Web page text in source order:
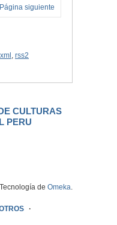
Página siguiente
, rss2
CULTURAS
PERU
Tecnología de Omeka.